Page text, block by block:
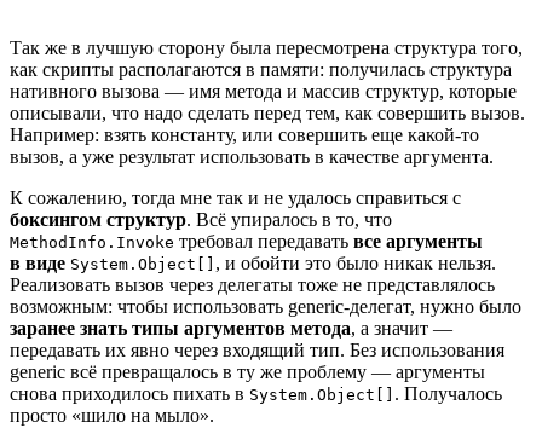
Так же в лучшую сторону была пересмотрена структура того,
как скрипты располагаются в памяти: получилась структура
нативного вызова — имя метода и массив структур, которые
описывали, что надо сделать перед тем, как совершить вызов.
Например: взять константу, или совершить еще какой‑то
вызов, а уже результат использовать в качестве аргумента.
К сожалению, тогда мне так и не удалось справиться с
боксингом структур. Всё упиралось в то, что
MethodInfo.Invoke требовал передавать все аргументы
в виде System.Object[] , и обойти это было никак нельзя.
Реализовать вызов через делегаты тоже не представлялось
возможным: чтобы использовать generic‑делегат, нужно было
заранее знать типы аргументов метода, а значит —
передавать их явно через входящий тип. Без использования
generic всё превращалось в ту же проблему — аргументы
снова приходилось пихать в System.Object[] . Получалось
просто «шило на мыло».